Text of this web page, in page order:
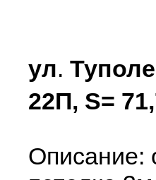
ул.
22П, S=
Описание: